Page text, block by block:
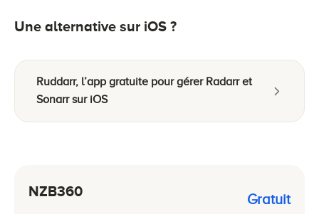
Une alternative sur iOS ?
Ruddarr, l’app gratuite pour gérer Radarr et
Sonarr sur iOS
NZB360 Gratuit